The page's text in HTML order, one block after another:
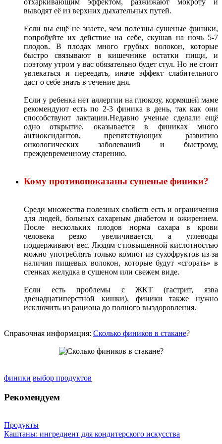
выводят её из верхних дыхательных путей.
Если вы ещё не знаете, чем полезны сушеные финики,
попробуйте их действие на себе, скушав на ночь 5-7
плодов. В плодах много грубых волокон, которые
быстро связывают в кишечнике остатки пищи, и
поэтому утром у вас обязательно будет стул. Но не стоит
увлекаться и переедать, иначе эффект слабительного
даст о себе знать в течение дня.
Если у ребенка нет аллергии на глюкозу, кормящей маме
рекомендуют есть по 2-3 финика в день, так как они
способствуют лактации.Недавно ученые сделали ещё
одно открытие, оказывается в финиках много
антиоксидантов, препятствующих развитию
онкологических заболеваний и быстрому,
преждевременному старению.
Кому противопоказаны сушеные финики?
Среди множества полезных свойств есть и ограничения
для людей, больных сахарным диабетом и ожирением.
После нескольких плодов норма сахара в крови
человека резко увеличивается, а углеводы
поддерживают вес. Людям с повышенной кислотностью
можно употреблять только компот из сухофруктов из-за
наличия пищевых волокон, которые будут «сгорать» в
стенках желудка в сушеном или свежем виде.
Если есть проблемы с ЖКТ (гастрит, язва
двенадцатиперстной кишки), финики также нужно
исключить из рациона до полного выздоровления.
Справочная информация: Сколько фиников в стакане?
финики выбор продуктов
Рекомендуем
Продукты
Каштаны: ингредиент для кондитерского искусства